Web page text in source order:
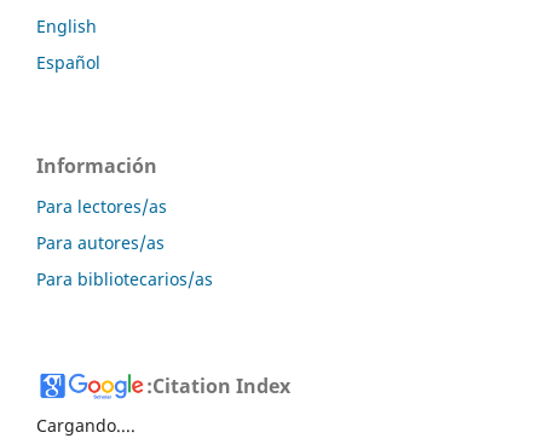
English
Español
Información
Para lectores/as
Para autores/as
Para bibliotecarios/as
:Citation Index
Cargando....